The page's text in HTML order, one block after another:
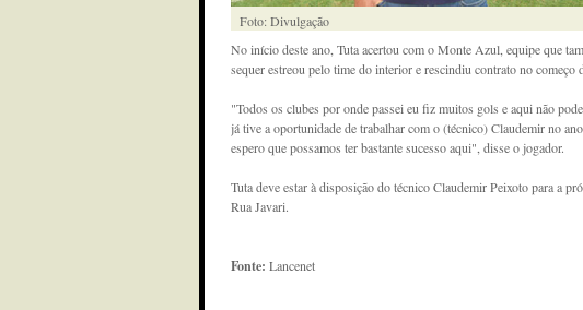
Foto: Divulgação
No início deste ano, Tuta acertou com o Monte Azul, equipe que
sequer estreou pelo time do interior e rescindiu contrato no começo
"Todos os clubes por onde passei eu fiz muitos gols e aqui não
já tive a oportunidade de trabalhar com o (técnico) Claudemir no
espero que possamos ter bastante sucesso aqui", disse o jogador.
Tuta deve estar à disposição do técnico Claudemir Peixoto para a
Rua Javari.
Fonte: Lancenet